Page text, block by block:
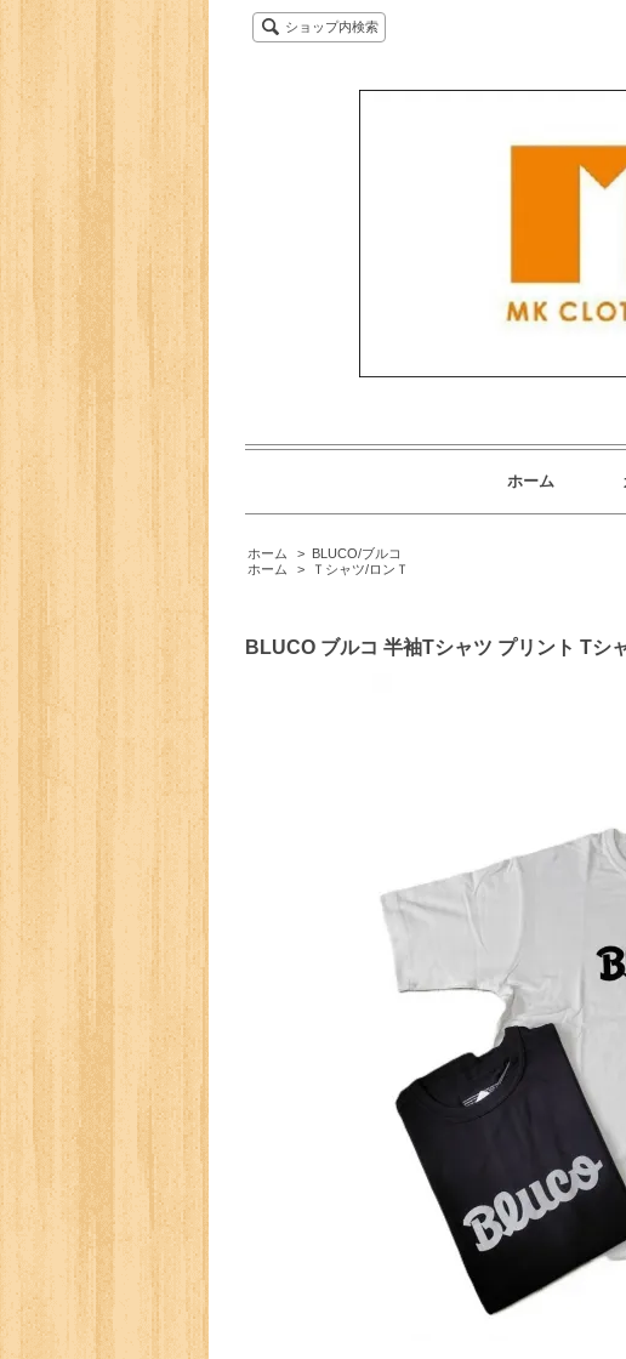
ショップ内検索
ホーム
ホーム > BLUCO/ブルコ
ホーム
> Ｔシャツ/ロンＴ
BLUCO ブルコ 半袖Tシャツ プリント Tシ